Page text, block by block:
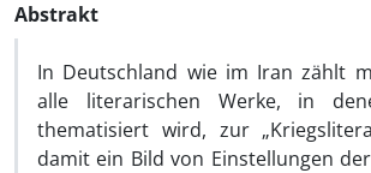
Abstrakt
In Deutschland wie im Iran zählt
alle literarischen Werke, in
thematisiert wird, zur
damit ein Bild von Einstellungen